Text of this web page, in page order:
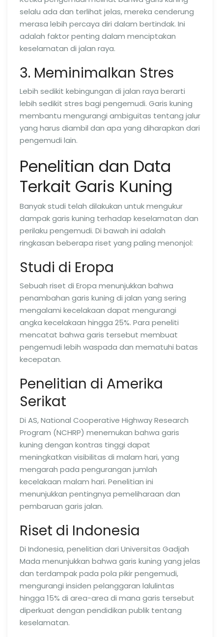
selalu ada dan terlihat jelas, mereka cenderung
merasa lebih percaya diri dalam bertindak. Ini
adalah faktor penting dalam menciptakan
keselamatan di jalan raya.
3. Meminimalkan Stres
Lebih sedikit kebingungan di jalan raya berarti
lebih sedikit stres bagi pengemudi. Garis kuning
membantu mengurangi ambiguitas tentang jalur
yang harus diambil dan apa yang diharapkan dari
pengemudi lain.
Penelitian dan Data
Terkait Garis Kuning
Banyak studi telah dilakukan untuk mengukur
dampak garis kuning terhadap keselamatan dan
perilaku pengemudi. Di bawah ini adalah
ringkasan beberapa riset yang paling menonjol:
Studi di Eropa
Sebuah riset di Eropa menunjukkan bahwa
penambahan garis kuning di jalan yang sering
mengalami kecelakaan dapat mengurangi
angka kecelakaan hingga 25%. Para peneliti
mencatat bahwa garis tersebut membuat
pengemudi lebih waspada dan mematuhi batas
kecepatan.
Penelitian di Amerika
Serikat
Di AS, National Cooperative Highway Research
Program (NCHRP) menemukan bahwa garis
kuning dengan kontras tinggi dapat
meningkatkan visibilitas di malam hari, yang
mengarah pada pengurangan jumlah
kecelakaan malam hari. Penelitian ini
menunjukkan pentingnya pemeliharaan dan
pembaruan garis jalan.
Riset di Indonesia
Di Indonesia, penelitian dari Universitas Gadjah
Mada menunjukkan bahwa garis kuning yang jelas
dan terdampak pada pola pikir pengemudi,
mengurangi insiden pelanggaran lalulintas
hingga 15% di area-area di mana garis tersebut
diperkuat dengan pendidikan publik tentang
keselamatan.